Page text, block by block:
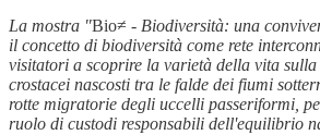
La mostra "Bio≠ - Biodiversità: una
il concetto di biodiversità come rete
visitatori a scoprire la varietà della vita
crostacei nascosti tra le falde dei fiumi
rotte migratorie degli uccelli passeriformi,
ruolo di custodi responsabili dell'equilibrio